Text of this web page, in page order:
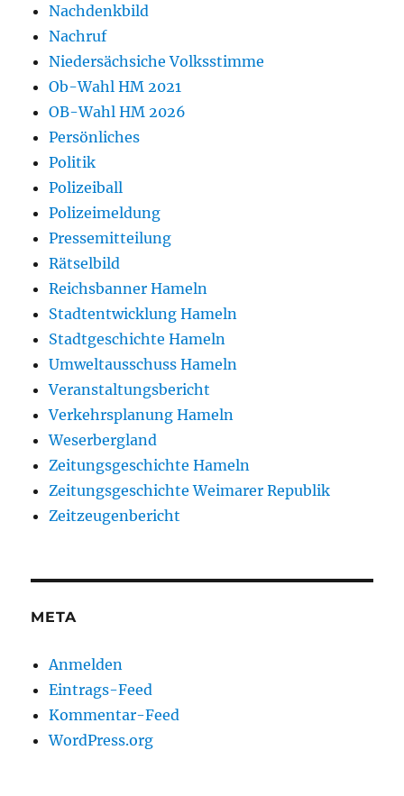
Nachdenkbild
Nachruf
Niedersächsiche Volksstimme
Ob-Wahl HM 2021
OB-Wahl HM 2026
Persönliches
Politik
Polizeiball
Polizeimeldung
Pressemitteilung
Rätselbild
Reichsbanner Hameln
Stadtentwicklung Hameln
Stadtgeschichte Hameln
Umweltausschuss Hameln
Veranstaltungsbericht
Verkehrsplanung Hameln
Weserbergland
Zeitungsgeschichte Hameln
Zeitungsgeschichte Weimarer Republik
Zeitzeugenbericht
META
Anmelden
Eintrags-Feed
Kommentar-Feed
WordPress.org